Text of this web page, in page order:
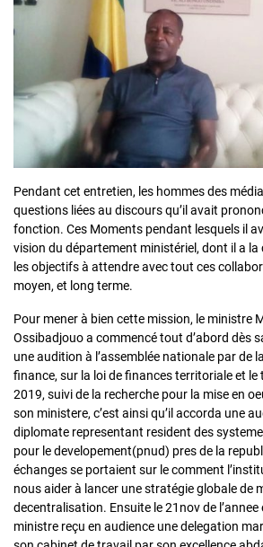
Pendant cet entretien, les hommes des
questions liées au discours qu’il avait
fonction. Ces Moments pendant lesquels il
vision du département ministériel, dont il a
les objectifs à attendre avec tout ces
moyen, et long terme.
Pour mener à bien cette mission, le ministre
Ossibadjouo a commencé tout d’abord dès
une audition à l’assemblée nationale par de
finance, sur la loi de finances territoriale et le
2019, suivi de la recherche pour la mise en
son ministere, c’est ainsi qu’il accorda une
diplomate representant resident des
pour le developement(pnud) pres de la
échanges se portaient sur le comment
nous aider à lancer une stratégie globale de
decentralisation. Ensuite le 21nov de l’annee
ministre reçu en audience une delegation